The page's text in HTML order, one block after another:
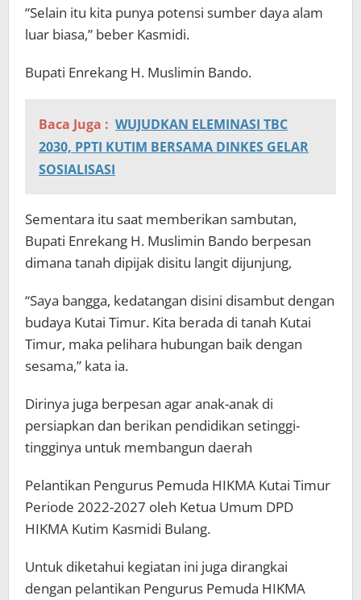
“Selain itu kita punya potensi sumber daya alam
luar biasa,” beber Kasmidi.
Bupati Enrekang H. Muslimin Bando.
Baca Juga : WUJUDKAN ELEMINASI TBC
2030, PPTI KUTIM BERSAMA DINKES GELAR
SOSIALISASI
Sementara itu saat memberikan sambutan,
Bupati Enrekang H. Muslimin Bando berpesan
dimana tanah dipijak disitu langit dijunjung,
“Saya bangga, kedatangan disini disambut dengan
budaya Kutai Timur. Kita berada di tanah Kutai
Timur, maka pelihara hubungan baik dengan
sesama,” kata ia.
Dirinya juga berpesan agar anak-anak di
persiapkan dan berikan pendidikan setinggi-
tingginya untuk membangun daerah
Pelantikan Pengurus Pemuda HIKMA Kutai Timur
Periode 2022-2027 oleh Ketua Umum DPD
HIKMA Kutim Kasmidi Bulang.
Untuk diketahui kegiatan ini juga dirangkai
dengan pelantikan Pengurus Pemuda HIKMA